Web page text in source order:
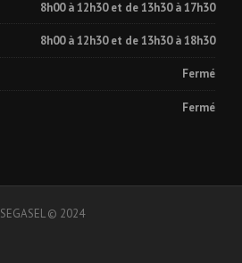
8h00 à 12h30 et de 13h30 à 17h30
8h00 à 12h30 et de 13h30 à 18h30
Fermé
Fermé
SEGASEL © 2024